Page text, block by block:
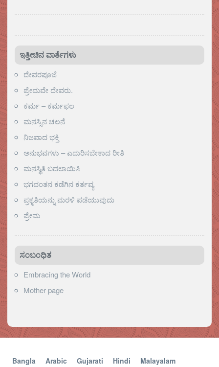
ಇತ್ತೀಚಿನ ವಾರ್ತೆಗಳು
ದೇವರಪೂಜೆ
ಪ್ರೇಮವೇ ದೇವರು.
ಕರ್ಮ – ಕರ್ಮಫಲ
ಮನಸ್ಸಿನ ಚಲನೆ
ನಿಜವಾದ ಭಕ್ತಿ
ಅನುಭವಗಳು – ಎದುರಿಸಬೇಕಾದ ರೀತಿ
ಮನಸ್ಥಿತಿ ಬದಲಾಯಿಸಿ
ಭಗವಂತನ ಕಡೆಗಿನ ಕರ್ತವ್ಯ
ಪ್ರಕೃತಿಯನ್ನು ಮರಳಿ ಪಡೆಯುವುದು
ಪ್ರೇಮ
ಸಂಬಂಧಿತ
Embracing the World
Mother page
Bangla Arabic Gujarati Hindi Malayalam